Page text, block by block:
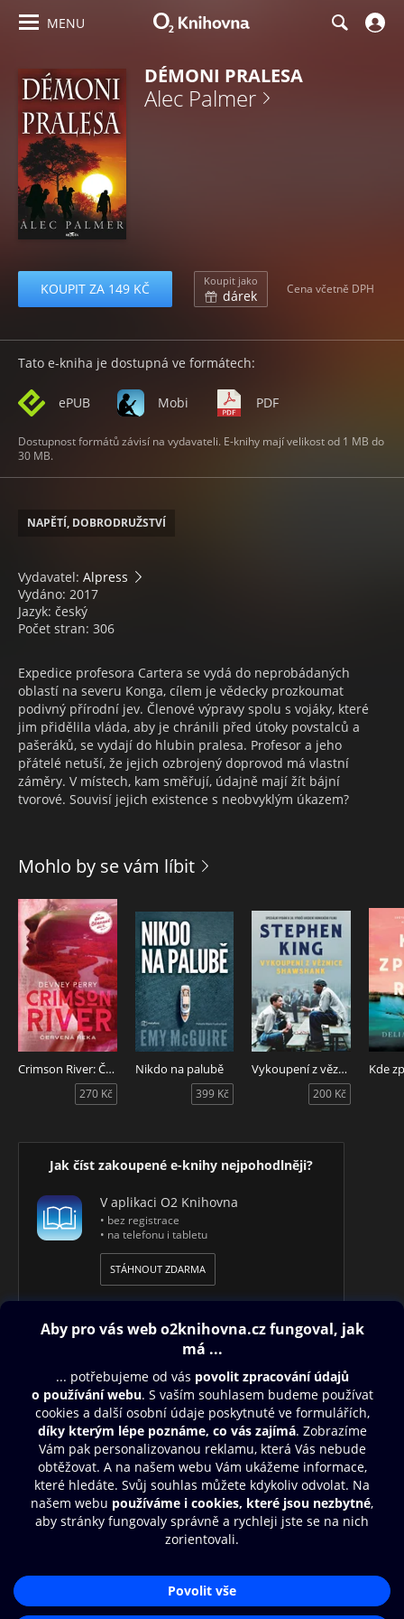
MENU
DÉMONI PRALESA
Alec Palmer
KOUPIT ZA 149 KČ Koupit jako
dárek Cena včetně DPH
Tato e-kniha je dostupná ve formátech:
ePUB Mobi PDF
Dostupnost formátů závisí na vydavateli. E-knihy mají velikost od 1 MB do
30 MB.
NAPĚTÍ, DOBRODRUŽSTVÍ
Vydavatel: Alpress
Vydáno: 2017
Jazyk: český
Počet stran: 306
Expedice profesora Cartera se vydá do neprobádaných
oblastí na severu Konga, cílem je vědecky prozkoumat
podivný přírodní jev. Členové výpravy spolu s vojáky, které
jim přidělila vláda, aby je chránili před útoky povstalců a
pašeráků, se vydají do hlubin pralesa. Profesor a jeho
přátelé netuší, že jejich ozbrojený doprovod má vlastní
záměry. V místech, kam směřují, údajně mají žít bájní
tvorové. Souvisí jejich existence s neobvyklým úkazem?
Mohlo by se vám líbit
Crimson River: Červená řeka
270 Kč
Nikdo na palubě
399 Kč
Vykoupení z věznice Shawshank
200 Kč
Kde
Jak číst zakoupené e-knihy nejpohodlněji?
V aplikaci O2 Knihovna
• bez registrace
• na telefonu i tabletu
STÁHNOUT ZDARMA
Obsah ke stažení
Moje O2 Knihovna
Další zábava
© O2 Czech Republic a.s.
Přístupnost
Zásady zpracování osobních údajůAplikace O2 Knihovna